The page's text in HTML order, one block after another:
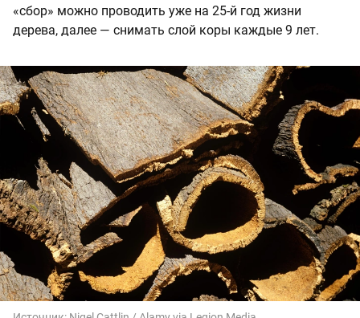
«сбор» можно проводить уже на 25-й год жизни
дерева, далее — снимать слой коры каждые 9 лет.